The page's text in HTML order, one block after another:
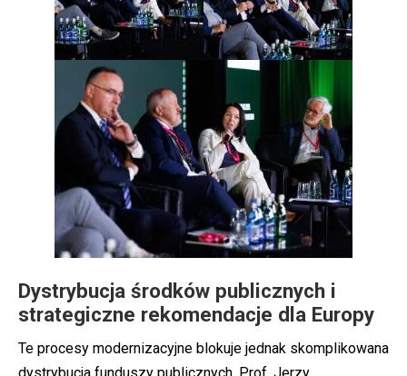
Dystrybucja środków publicznych i
strategiczne rekomendacje dla Europy
Te procesy modernizacyjne blokuje jednak skomplikowana